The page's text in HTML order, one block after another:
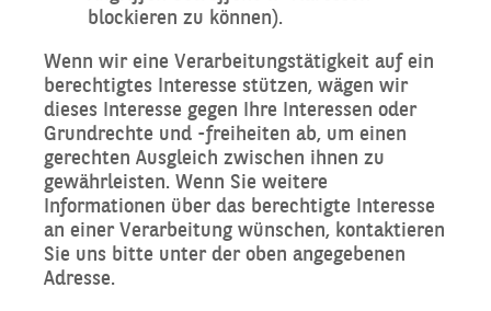
blockieren zu können).
Wenn wir eine Verarbeitungstätigkeit auf ein
berechtigtes Interesse stützen, wägen wir
dieses Interesse gegen Ihre Interessen oder
Grundrechte und -freiheiten ab, um einen
gerechten Ausgleich zwischen ihnen zu
gewährleisten. Wenn Sie weitere
Informationen über das berechtigte Interesse
an einer Verarbeitung wünschen, kontaktieren
Sie uns bitte unter der oben angegebenen
Adresse.